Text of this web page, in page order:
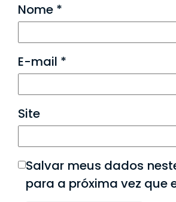
Nome *
E-mail *
Site
Salvar meus dados
para a próxima vez que